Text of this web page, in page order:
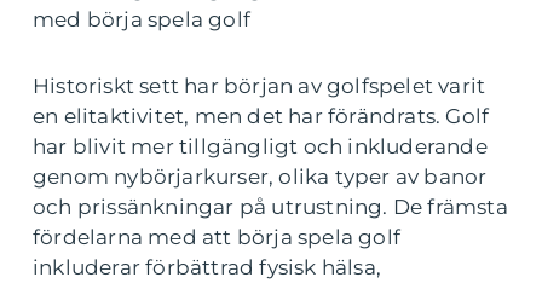
med börja spela golf
Historiskt sett har början av golfspelet varit
en elitaktivitet, men det har förändrats. Golf
har blivit mer tillgängligt och inkluderande
genom nybörjarkurser, olika typer av banor
och prissänkningar på utrustning. De främsta
fördelarna med att börja spela golf
inkluderar förbättrad fysisk hälsa,